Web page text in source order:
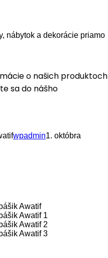
nábytok a dekorácie priamo
o našich produktoch
sa do nášho
wpadmin1. októbra